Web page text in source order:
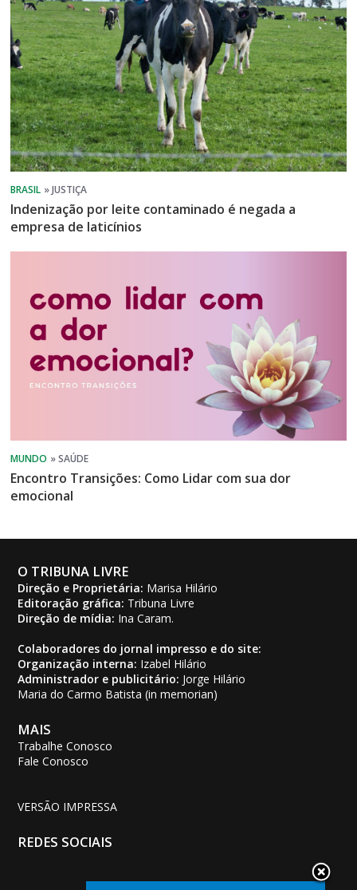
Indenização por leite contaminado é negada a
empresa de laticínios
Encontro Transições: Como Lidar com sua dor
emocional
O TRIBUNA LIVRE
Direção e Proprietária: Marisa Hilário
Editoração gráfica: Tribuna Livre
Direção de mídia: Ina Caram.
Colaboradores do jornal impresso e do site:
Organização interna: Izabel Hilário
Administrador e publicitário: Jorge Hilário
Maria do Carmo Batista (in memorian)
MAIS
Trabalhe Conosco
Fale Conosco
VERSÃO IMPRESSA
REDES SOCIAIS